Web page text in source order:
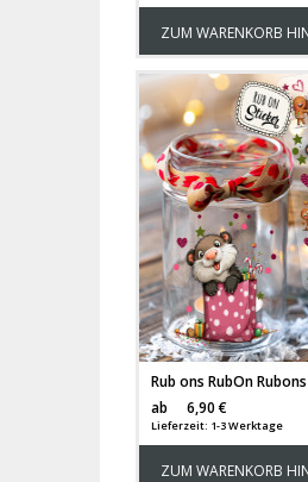
ZUM WARENKORB
ab
6,90 €
Lieferzeit: 1-3 Werktage
ZUM WARENKORB